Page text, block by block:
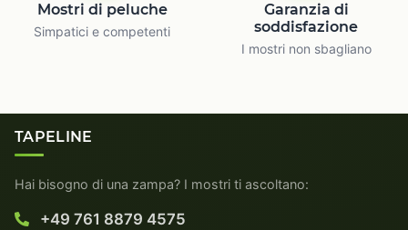
Mostri di peluche
Simpatici e competenti
Garanzia di
soddisfazione
I mostri non sbagliano
TAPELINE
Hai bisogno di una zampa? I mostri ti ascoltano:
+49 761 8879 4575